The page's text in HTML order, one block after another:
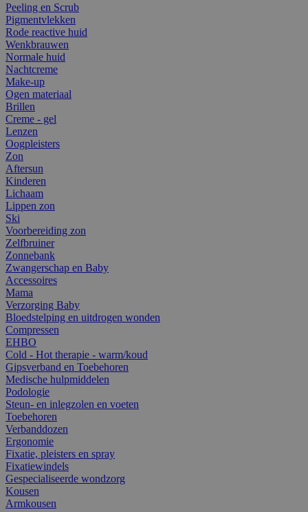
Peeling en Scrub
Pigmentvlekken
Rode reactive huid
Wenkbrauwen
Normale huid
Nachtcreme
Make-up
Ogen materiaal
Brillen
Creme - gel
Lenzen
Oogpleisters
Zon
Aftersun
Kinderen
Lichaam
Lippen zon
Ski
Voorbereiding zon
Zelfbruiner
Zonnebank
Zwangerschap en Baby
Accessoires
Mama
Verzorging Baby
Bloedstelping en uitdrogen wonden
Compressen
EHBO
Cold - Hot therapie - warm/koud
Gipsverband en Toebehoren
Medische hulpmiddelen
Podologie
Steun- en inlegzolen en voeten
Toebehoren
Verbanddozen
Ergonomie
Fixatie, pleisters en spray
Fixatiewindels
Gespecialiseerde wondzorg
Kousen
Armkousen